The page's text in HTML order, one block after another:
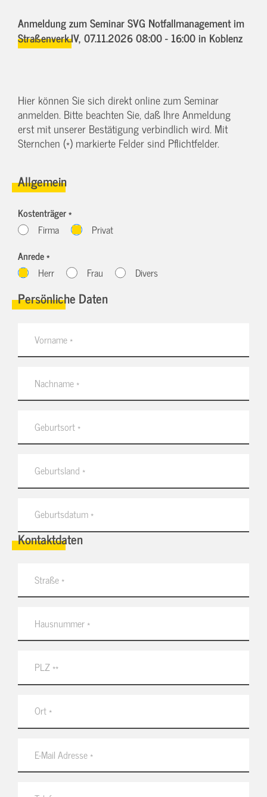
Anmeldung zum Seminar SVG Notfallmanagement im
Straßenverk.IV, 07.11.2026 08:00 - 16:00in Koblenz
Hier können Sie sich direkt online zum Seminar
anmelden. Bitte beachten Sie, daß Ihre Anmeldung
erst mit unserer Bestätigung verbindlich wird. Mit
Sternchen (*) markierte Felder sind Pflichtfelder.
Allgemein
Kostenträger *
Firma
Privat
Anrede *
Herr
Frau Divers
Persönliche Daten
Kontaktdaten